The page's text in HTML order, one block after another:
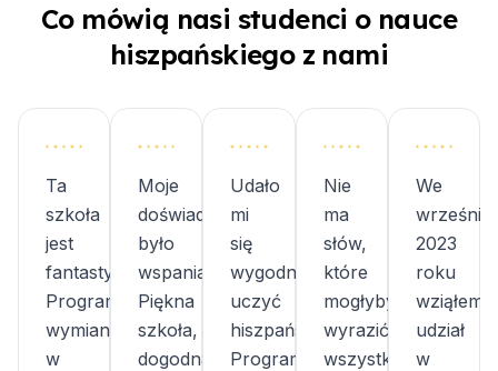
Co mówią nasi studenci o nauce
hiszpańskiego z nami
Ta
szkoła
jest
fantastyczna!
Program
wymiany,
w
Moje
doświadczenie
było
wspaniałe!
Piękna
szkoła,
dogodna
Udało
mi
się
wygodnie
uczyć
hiszpańskiego.
Program
Nie
ma
słów,
które
mogłyby
wyrazić
wszystko,
We
wrześniu
2023
roku
wziąłem
udział
w